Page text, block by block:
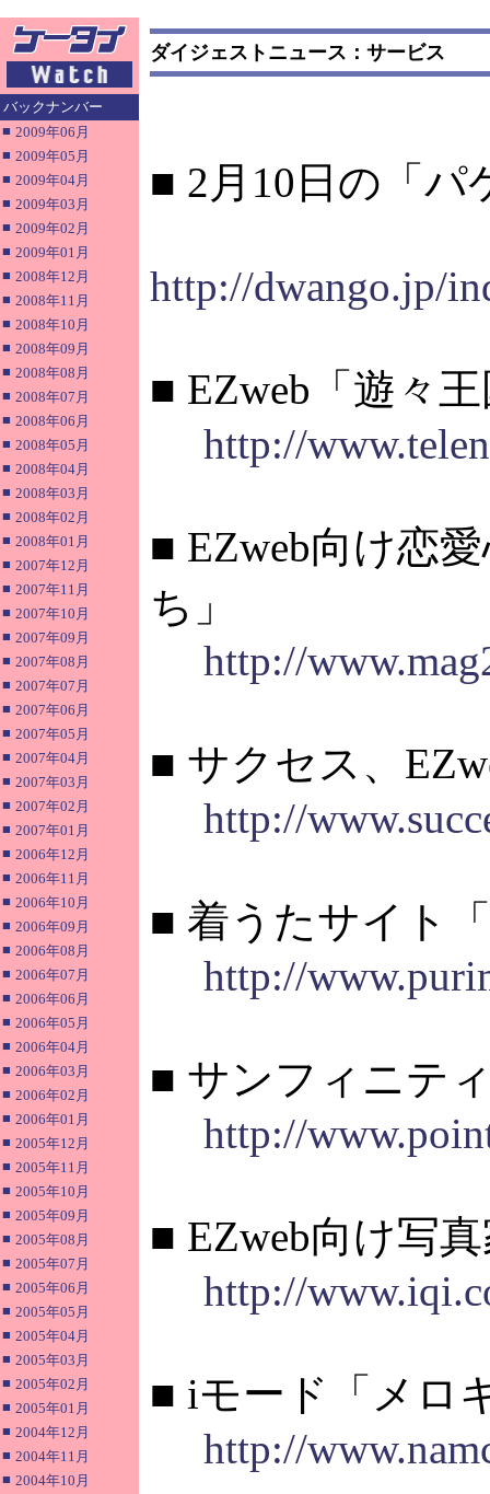
バックナンバー
■ 2009年06月
■ 2009年05月
■ 2009年04月
■ 2009年03月
■ 2009年02月
■ 2009年01月
■ 2008年12月
■ 2008年11月
■ 2008年10月
■ 2008年09月
■ 2008年08月
■ 2008年07月
■ 2008年06月
■ 2008年05月
■ 2008年04月
■ 2008年03月
■ 2008年02月
■ 2008年01月
■ 2007年12月
■ 2007年11月
■ 2007年10月
■ 2007年09月
■ 2007年08月
■ 2007年07月
■ 2007年06月
■ 2007年05月
■ 2007年04月
■ 2007年03月
■ 2007年02月
■ 2007年01月
■ 2006年12月
■ 2006年11月
■ 2006年10月
■ 2006年09月
■ 2006年08月
■ 2006年07月
■ 2006年06月
■ 2006年05月
■ 2006年04月
■ 2006年03月
■ 2006年02月
■ 2006年01月
■ 2005年12月
■ 2005年11月
■ 2005年10月
■ 2005年09月
■ 2005年08月
■ 2005年07月
■ 2005年06月
■ 2005年05月
■ 2005年04月
■ 2005年03月
■ 2005年02月
■ 2005年01月
■ 2004年12月
■ 2004年11月
■ 2004年10月
ダイジェストニュース：サービス
■ 2月10日の「パ
http://dwango.jp/
■ EZweb「遊々
http://
■ EZweb向け恋
ち」
http://
■ サクセス、
http://
■ 着うたサイト
http://
■ サンフィニテ
http://
■ EZweb向け写
http://
■ iモード「メロ
http://